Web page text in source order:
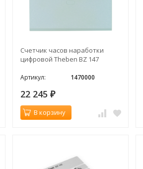
Счетчик часов наработки
цифровой Theben BZ 147
Артикул: 1470000
22 245 ₽
В корзину